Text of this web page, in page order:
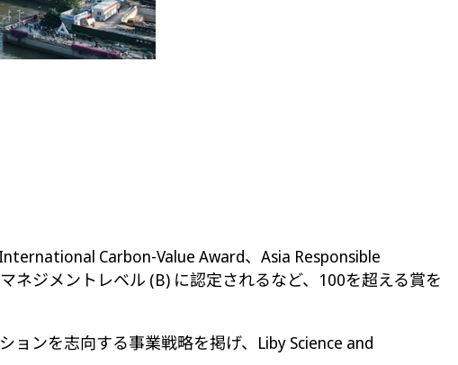
Carbon-Value Award、Asia Responsible
ネジメントレベル (B) に認定されるなど、100を超える賞を
ンを志向する事業戦略を掲げ、Liby Science and